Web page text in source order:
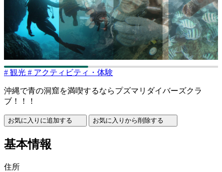
# 観光 # アクティビティ・体験
沖縄で青の洞窟を満喫するならプズマリダイバーズクラ
ブ！！！
お気に入りに追加する お気に入りから削除する
基本情報
住所